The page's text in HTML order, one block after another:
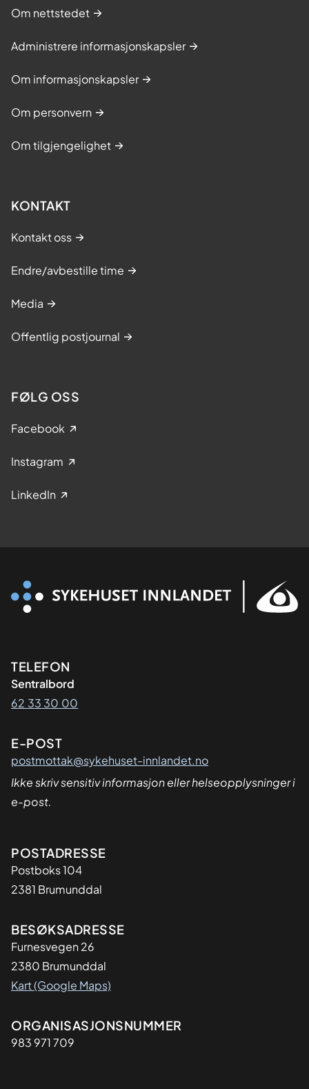
Om nettstedet
Administrere informasjonskapsler
Om informasjonskapsler
Om personvern
Om tilgjengelighet
KONTAKT
Kontakt oss
Endre/avbestille time
Media
Offentlig postjournal
FØLG OSS
Facebook
Instagram
LinkedIn
Kontaktinformasjon
TELEFON
Sentralbord
62 33 30 00
E-POST
postmottak@sykehuset-innlandet.no
Ikke skriv sensitiv informasjon eller helseopplysninger i
e-post.
Adresse
POSTADRESSE
Postboks 104
2381 Brumunddal
BESØKSADRESSE
Furnesvegen 26
2380 Brumunddal
Kart (Google Maps)
Organisasjon
ORGANISASJONSNUMMER
983 971 709